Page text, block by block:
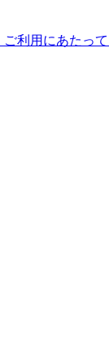
ご利用にあたって